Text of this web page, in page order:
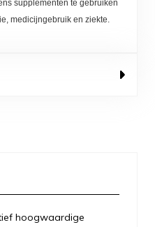
supplementen te gebruiken
medicijngebruik en ziekte.
hoogwaardige